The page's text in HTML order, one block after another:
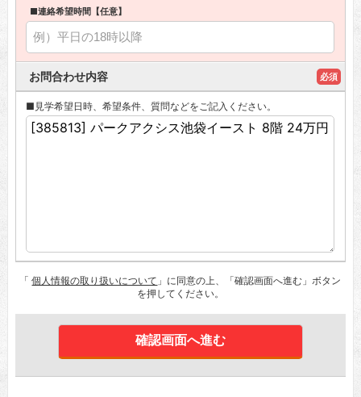
■連絡希望時間【任意】
お問合わせ内容 必須
■見学希望日時、希望条件、質問などをご記入ください。
「個人情報の取り扱いについて 」に同意の上、「確認画面へ進む」ボタン
を押してください。